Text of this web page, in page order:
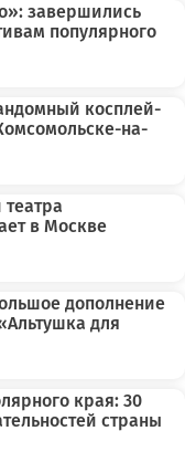
завершились
популярного
косплей-
на-
в Москве
дополнение
для
края: 30
страны